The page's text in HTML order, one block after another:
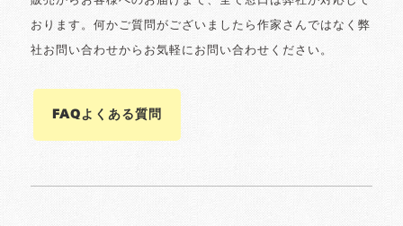
おります。何かご質問がございましたら作家さんではなく弊
社お問い合わせからお気軽にお問い合わせください。
FAQよくある質問